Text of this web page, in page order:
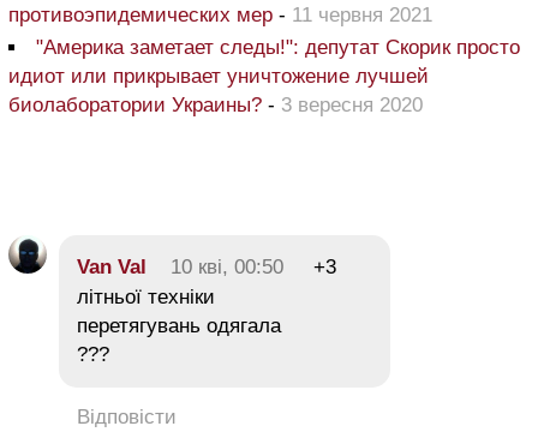
противоэпидемических мер - 11 червня 2021
"Америка заметает следы!": депутат Скорик просто
идиот или прикрывает уничтожение лучшей
биолаборатории Украины? - 3 вересня 2020
Van Val 10 кві, 00:50
+3
літньої техніки
перетягувань одягала
???
Відповісти